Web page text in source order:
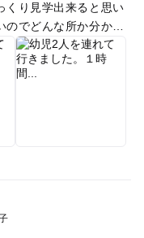
くり見学出来ると思い
のでどんな所か分から
入って直ぐに壁に絵
ちょっとしたカフェ
しながら進んで行き
中で寝転がれます。
はまたあそこに行き
る施設です。